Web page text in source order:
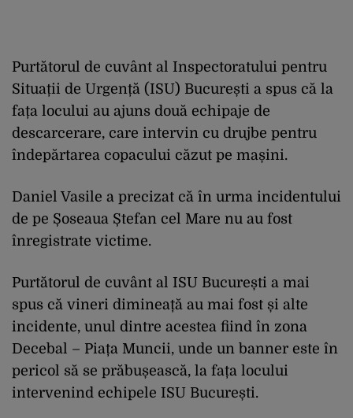
Purtătorul de cuvânt al Inspectoratului pentru
Situații de Urgență (ISU) București a spus că la
fața locului au ajuns două echipaje de
descarcerare, care intervin cu drujbe pentru
îndepărtarea copacului căzut pe mașini.
Daniel Vasile a precizat că în urma incidentului
de pe Șoseaua Ștefan cel Mare nu au fost
înregistrate victime.
Purtătorul de cuvânt al ISU București a mai
spus că vineri dimineață au mai fost și alte
incidente, unul dintre acestea fiind în zona
Decebal – Piața Muncii, unde un banner este în
pericol să se prăbușească, la fața locului
intervenind echipele ISU București.